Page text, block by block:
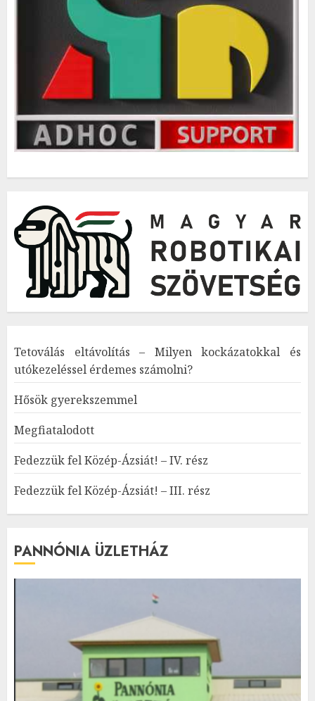
Tetoválás eltávolítás – Milyen kockázatokkal és
utókezeléssel érdemes számolni?
Hősök gyerekszemmel
Megfiatalodott
Fedezzük fel Közép-Ázsiát! – IV. rész
Fedezzük fel Közép-Ázsiát! – III. rész
PANNÓNIA ÜZLETHÁZ